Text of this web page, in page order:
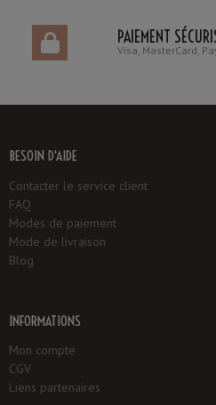
PAIEMENT
Visa, MasterCard,
BESOIN D'AIDE
Contacter le service client
FAQ
Modes de paiement
Mode de livraison
Blog
INFORMATIONS
Mon compte
CGV
Liens partenaires